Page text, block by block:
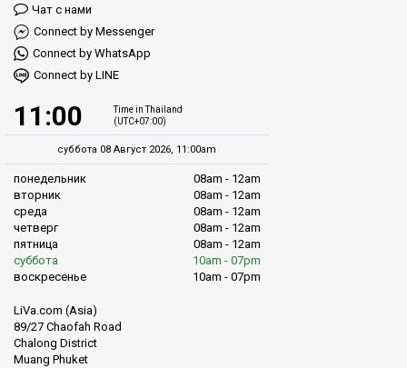
Чат с нами
Connect by Messenger
Connect by WhatsApp
Connect by LINE
11:00
Time in Thailand
(UTC+07:00)
суббота 08 Август 2026, 11:00am
понедельник
08am - 12am
вторник
08am - 12am
среда
08am - 12am
четверг
08am - 12am
пятница
08am - 12am
суббота
10am - 07pm
воскресенье
10am - 07pm
LiVa.com (Asia)
89/27 Chaofah Road
Chalong District
Muang Phuket